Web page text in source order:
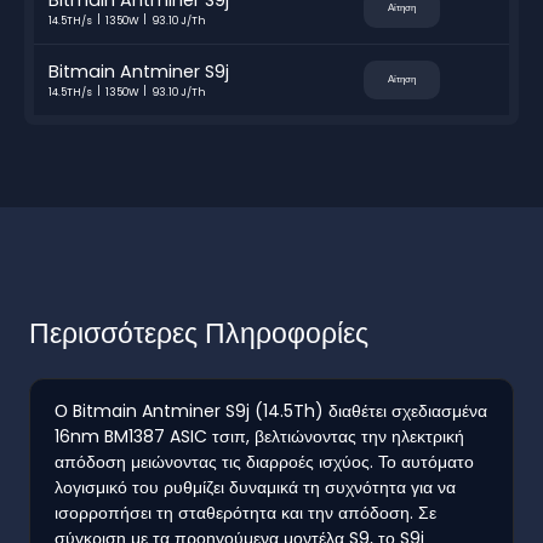
14.5TH/s 1350W 93.10 J/Th
Αίτηση
Bitmain Antminer S9j
14.5TH/s 1350W 93.10 J/Th
Αίτηση
Περισσότερες Πληροφορίες
Ο Bitmain Antminer S9j (14.5Th) διαθέτει σχεδιασμένα
16nm BM1387 ASIC τσιπ, βελτιώνοντας την ηλεκτρική
απόδοση μειώνοντας τις διαρροές ισχύος. Το αυτόματο
λογισμικό του ρυθμίζει δυναμικά τη συχνότητα για να
ισορροπήσει τη σταθερότητα και την απόδοση. Σε
σύγκριση με τα προηγούμενα μοντέλα S9, το S9j